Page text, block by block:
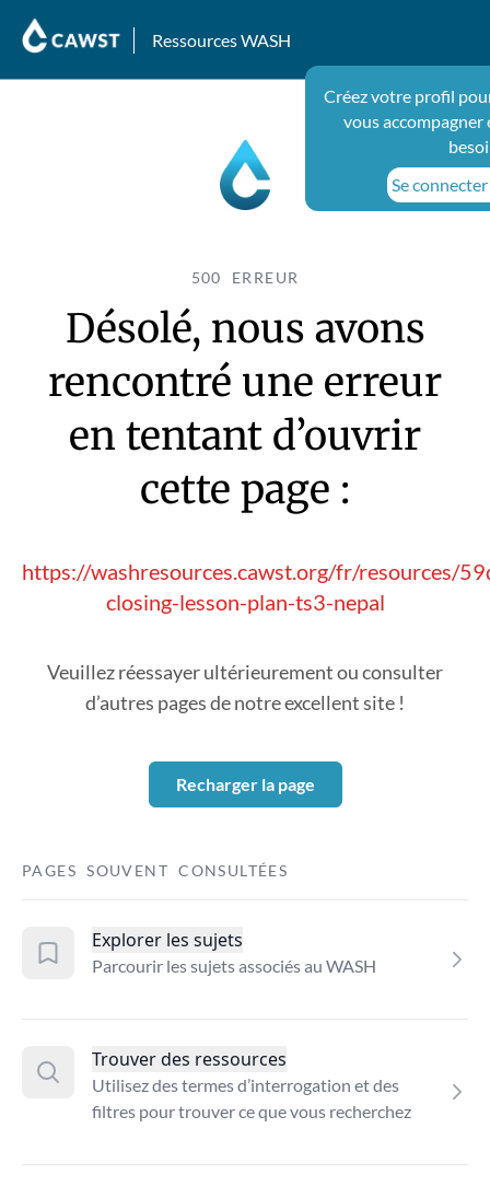
Ressources WASH
Créez votre profil
vous accompagner
Se
500 ERREUR
Désolé, nous avons
rencontré une erreur
en tentant d’ouvrir
cette page :
https://washresources.cawst.org/fr/resources/
closing-lesson-plan-ts3-nepal
Veuillez réessayer ultérieurement ou consulter
d’autres pages de notre excellent site !
Recharger la page
PAGES SOUVENT CONSULTÉES
Explorer les sujets
Parcourir les sujets associés au WASH
Trouver des ressources
Utilisez des termes d’interrogation et des
filtres pour trouver ce que vous recherchez